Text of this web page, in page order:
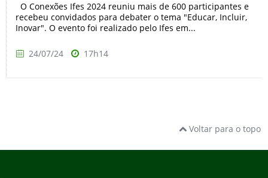
O Conexões Ifes 2024 reuniu mais de 600 participantes e
recebeu convidados para debater o tema "Educar, Incluir,
Inovar". O evento foi realizado pelo Ifes em...
24/07/24 17h14
Voltar para o topo